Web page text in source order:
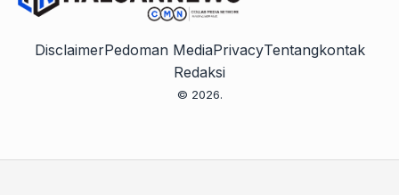
DisclaimerPedoman MediaPrivacyTentangkontak
Redaksi
© 2026.